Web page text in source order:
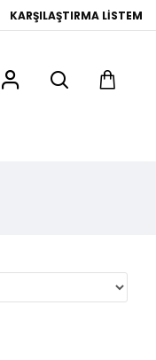
KARŞILAŞTIRMA LISTEM